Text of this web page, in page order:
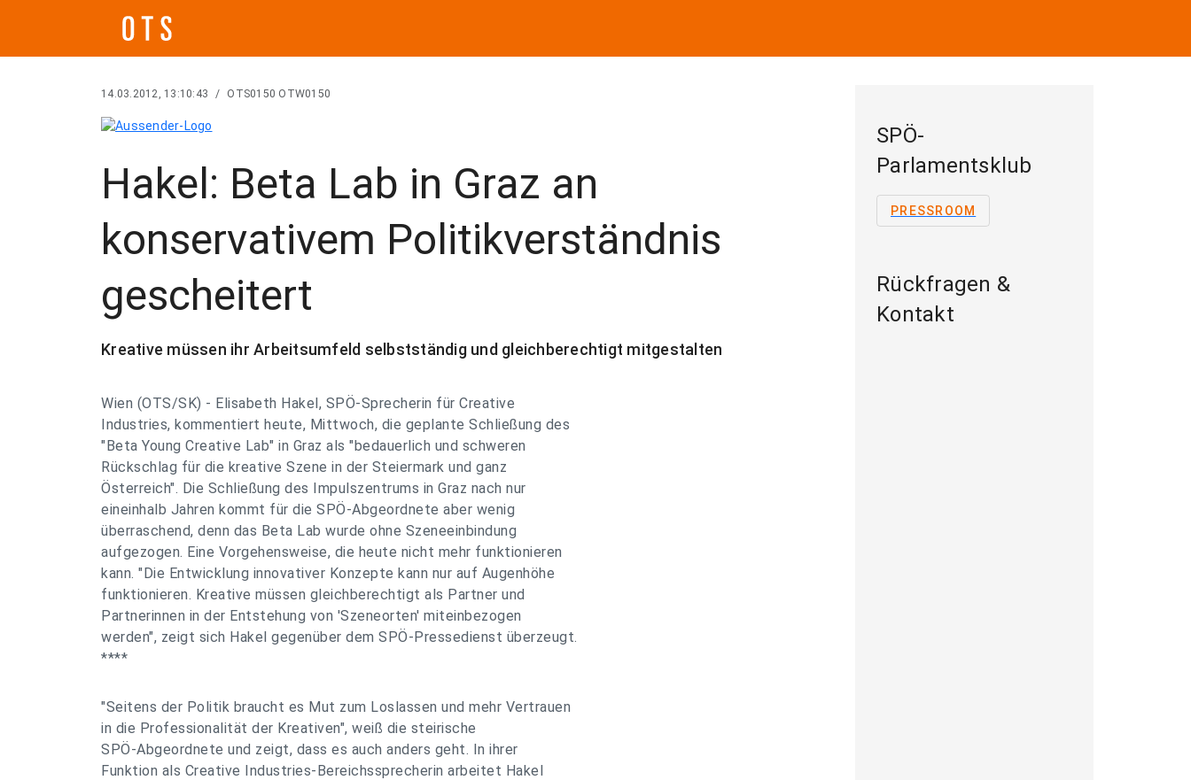
14.03.2012, 13:10:43 / OTS0150 OTW0150
Hakel: Beta Lab in Graz an
konservativem Politikverständnis
gescheitert
Kreative müssen ihr Arbeitsumfeld selbstständig und gleichberechtigt mitgestalten
Wien (OTS/SK) - Elisabeth Hakel, SPÖ-Sprecherin für Creative
Industries, kommentiert heute, Mittwoch, die geplante Schließung des
"Beta Young Creative Lab" in Graz als "bedauerlich und schweren
Rückschlag für die kreative Szene in der Steiermark und ganz
Österreich". Die Schließung des Impulszentrums in Graz nach nur
eineinhalb Jahren kommt für die SPÖ-Abgeordnete aber wenig
überraschend, denn das Beta Lab wurde ohne Szeneeinbindung
aufgezogen. Eine Vorgehensweise, die heute nicht mehr funktionieren
kann. "Die Entwicklung innovativer Konzepte kann nur auf Augenhöhe
funktionieren. Kreative müssen gleichberechtigt als Partner und
Partnerinnen in der Entstehung von 'Szeneorten' miteinbezogen
werden", zeigt sich Hakel gegenüber dem SPÖ-Pressedienst überzeugt.
****
"Seitens der Politik braucht es Mut zum Loslassen und mehr Vertrauen
in die Professionalität der Kreativen", weiß die steirische
SPÖ-Abgeordnete und zeigt, dass es auch anders geht. In ihrer
Funktion als Creative Industries-Bereichssprecherin arbeitet Hakel
SPÖ-
Parlamentsklub
PRESSROOM
Rückfragen &
Kontakt